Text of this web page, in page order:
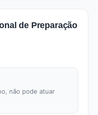
de Preparação
não pode atuar